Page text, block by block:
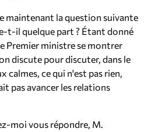
maintenant la question suivante
t-il quelque part ? Étant donné
Premier ministre se montrer
discute pour discuter, dans le
calmes, ce qui n'est pas rien,
pas avancer les relations
moi vous répondre, M.